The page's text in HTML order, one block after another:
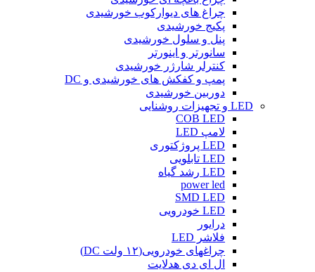
چراغ های دیوارکوب خورشیدی
پکیج خورشیدی
پنل و سلول خورشیدی
سانورتر و اینورتر
کنترلر شارژر خورشیدی
پمپ و کفکش های خورشیدی و DC
دوربین خورشیدی
LED و تجهیزات روشنایی
COB LED
لامپ LED
LED پروژکتوری
LED تابلویی
LED رشد گیاه
power led
SMD LED
LED خودرویی
درایور
فلاشر LED
چراغهای خودرویی(۱۲ ولت DC)
ال ای دی هدلایت